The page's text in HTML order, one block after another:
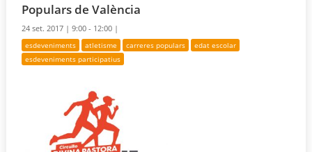
Populars de València
24 set. 2017 |9:00 - 12:00 |
esdeveniments atletisme carreres populars
edat escolar
esdeveniments participatius